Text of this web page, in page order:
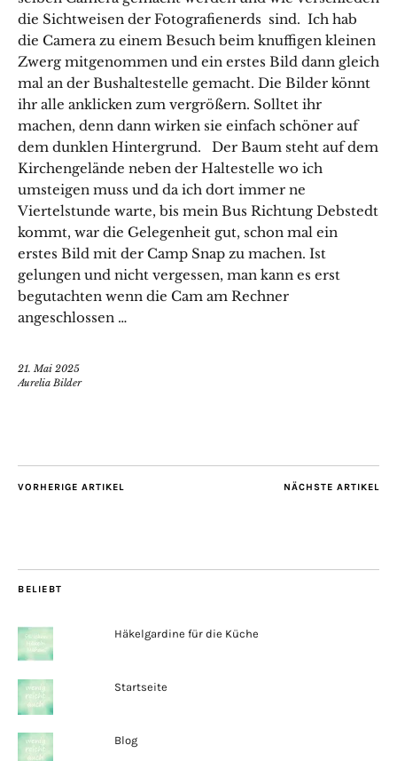
die Sichtweisen der Fotografienerds sind. Ich hab
die Camera zu einem Besuch beim knuffigen kleinen
Zwerg mitgenommen und ein erstes Bild dann gleich
mal an der Bushaltestelle gemacht. Die Bilder könnt
ihr alle anklicken zum vergrößern. Solltet ihr
machen, denn dann wirken sie einfach schöner auf
dem dunklen Hintergrund. Der Baum steht auf dem
Kirchengelände neben der Haltestelle wo ich
umsteigen muss und da ich dort immer ne
Viertelstunde warte, bis mein Bus Richtung Debstedt
kommt, war die Gelegenheit gut, schon mal ein
erstes Bild mit der Camp Snap zu machen. Ist
gelungen und nicht vergessen, man kann es erst
begutachten wenn die Cam am Rechner
angeschlossen …
21. Mai 2025
Aurelia Bilder
VORHERIGE ARTIKEL NÄCHSTE ARTIKEL
BELIEBT
Häkelgardine für die Küche
Startseite
Blog